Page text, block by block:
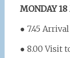
MONDAY
● 7.45
● 8.00 Visit